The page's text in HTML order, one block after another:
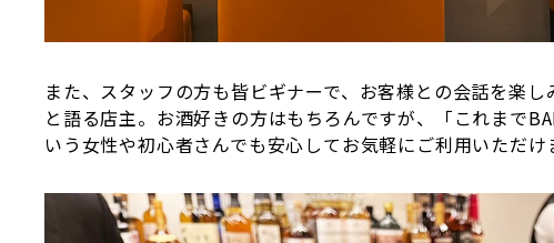
また、スタッフの方も皆ビギナーで、お客様との会話を楽
と語る店主。お酒好きの方はもちろんですが、「これまで
いう女性や初心者さんでも安心してお気軽にご利用いただけ